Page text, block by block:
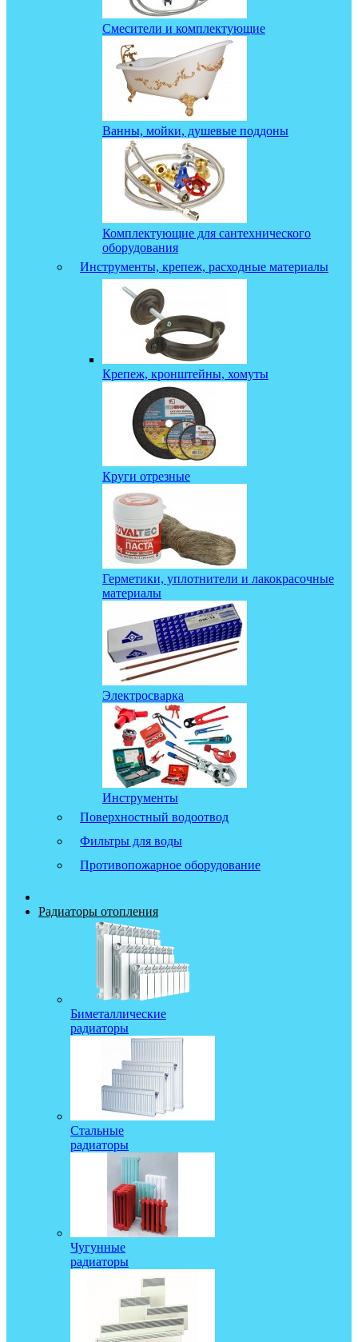
Смесители и комплектующие
Ванны, мойки, душевые поддоны
Комплектующие для сантехнического
оборудования
Инструменты, крепеж, расходные материалы
Крепеж, кронштейны, хомуты
Круги отрезные
Герметики, уплотнители и лакокрасочные
материалы
Электросварка
Инструменты
Поверхностный водоотвод
Фильтры для воды
Противопожарное оборудование
Радиаторы отопления
Биметаллические
радиаторы
Стальные
радиаторы
Чугунные
радиаторы